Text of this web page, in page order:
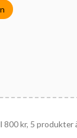
800kr, 5 produkter